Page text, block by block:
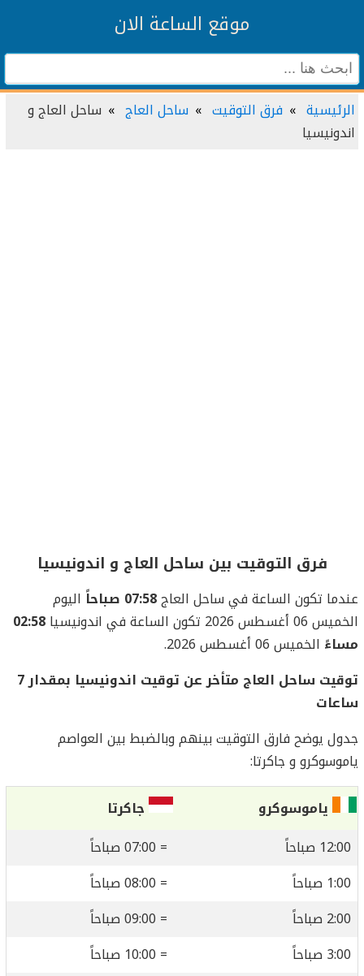
موقع الساعة الان
الرئيسية فرق التوقيت ساحل العاج
ساحل العاج و
اندونيسيا
فرق التوقيت بين ساحل العاج و اندونيسيا
عندما تكون الساعة في ساحل العاج07:58 صباحاً
اليوم
الخميس 06 أغسطس 2026 تكون الساعة في اندونيسيا
02:58
مساءً الخميس 06 أغسطس 2026.
توقيت ساحل العاج متأخر عن توقيت اندونيسيا بمقدار 7
ساعات
جدول يوضح فارق التوقيت بينهم وبالضبط بين العواصم
ياموسوكرو و جاكرتا:
ياموسوكرو
جاكرتا
12:00 صباحاً
= 07:00 صباحاً
1:00 صباحاً
= 08:00 صباحاً
2:00 صباحاً
= 09:00 صباحاً
3:00 صباحاً
= 10:00 صباحاً